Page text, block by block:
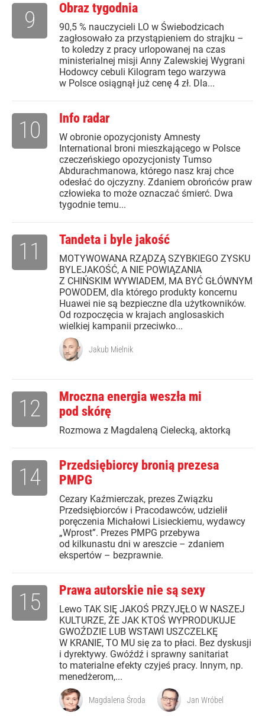
Obraz tygodnia
90,5 % nauczycieli LO w Świebodzicach
zagłosowało za przystąpieniem do strajku –
to koledzy z pracy urlopowanej na czas
ministerialnej misji Anny Zalewskiej Wygrani
Hodowcy cebuli Kilogram tego warzywa
w Polsce osiągnął już cenę 4 zł. Dla...
9
Info radar
W obronie opozycjonisty Amnesty
International broni mieszkającego w Polsce
czeczeńskiego opozycjonisty Tumso
Abdurachmanowa, którego nasz kraj chce
odesłać do ojczyzny. Zdaniem obrońców praw
człowieka to może oznaczać śmierć. Dwa
tygodnie temu...
10
Tandeta i byle jakość
MOTYWOWANA RZĄDZĄ SZYBKIEGO ZYSKU
BYLEJAKOŚĆ, A NIE POWIĄZANIA
Z CHIŃSKIM WYWIADEM, MA BYĆ GŁÓWNYM
POWODEM, dla którego produkty koncernu
Huawei nie są bezpieczne dla użytkowników.
Od rozpoczęcia w krajach anglosaskich
wielkiej kampanii przeciwko...
11
Jakub Mielnik
Mroczna energia weszła mi
pod skórę
Rozmowa z Magdaleną Cielecką, aktorką
12
Przedsiębiorcy bronią prezesa
PMPG
Cezary Kaźmierczak, prezes Związku
Przedsiębiorców i Pracodawców, udzielił
poręczenia Michałowi Lisieckiemu, wydawcy
„Wprost”. Prezes PMPG przebywa
od kilkunastu dni w areszcie – zdaniem
ekspertów – bezprawnie.
14
Prawa autorskie nie są sexy
Lewo TAK SIĘ JAKOŚ PRZYJĘŁO W NASZEJ
KULTURZE, ŻE JAK KTOŚ WYPRODUKUJE
GWOŹDZIE LUB WSTAWI USZCZELKĘ
W KRANIE, TO MU się za to płaci. Bez dyskusji
i dyrektywy. Gwóźdź i sprawny sanitariat
to materialne efekty czyjeś pracy. Innym, np.
menedżerom,...
15
Magdalena Środa Jan Wróbel